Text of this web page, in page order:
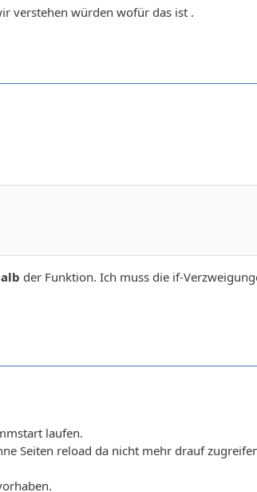
verstehen würden wofür das ist .
der Funktion. Ich muss die if-
laufen.
Seiten reload da nicht mehr drauf